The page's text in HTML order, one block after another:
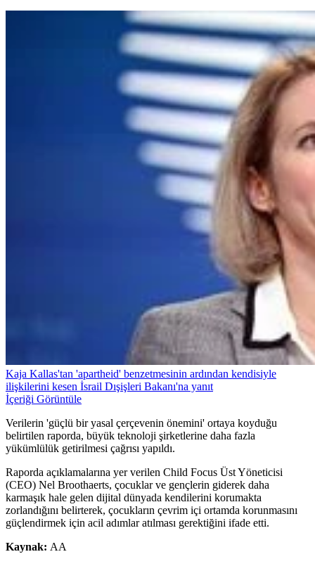
Kaja Kallas'tan 'apartheid' benzetmesinin ardından kendisiyle
ilişkilerini kesen İsrail Dışişleri Bakanı'na yanıt
İçeriği Görüntüle
Verilerin 'güçlü bir yasal çerçevenin önemini' ortaya koyduğu
belirtilen raporda, büyük teknoloji şirketlerine daha fazla
yükümlülük getirilmesi çağrısı yapıldı.
Raporda açıklamalarına yer verilen Child Focus Üst Yöneticisi
(CEO) Nel Broothaerts, çocuklar ve gençlerin giderek daha
karmaşık hale gelen dijital dünyada kendilerini korumakta
zorlandığını belirterek, çocukların çevrim içi ortamda korunmasını
güçlendirmek için acil adımlar atılması gerektiğini ifade etti.
Kaynak: AA